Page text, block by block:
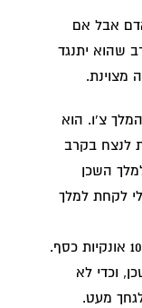
אבל אם
שהוא יתנגד
מצוינת.
צ'ו. הוא
לנצח בקרב
השכן
לקחת למלך
אז המלך צ'י נתן לצ'ון-יו סכום מגוחך של 100 אונקיות כסף.
וכדי לא
מעט.